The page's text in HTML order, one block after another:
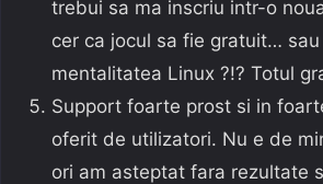
trebui sa ma inscriu intr-o
cer ca jocul sa fie gratuit…
mentalitatea Linux ?!? Totul
Support foarte prost si in
oferit de utilizatori. Nu e de
ori am asteptat fara rezultate